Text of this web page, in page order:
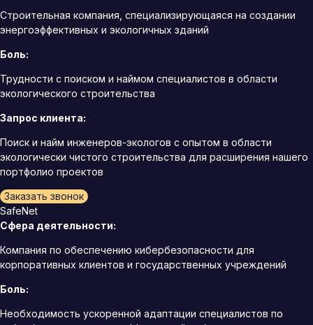
Строительная компания, специализирующаяся на создании
энергоэффективных и экологичных зданий
Боль:
Трудности с поиском и наймом специалистов в области
экологического строительства
Запрос клиента:
Поиск и найм инженеров-экологов с опытом в области
экологически чистого строительства для расширения нашего
портфолио проектов
Заказать звонок
SafeNet
Сфера деятельности:
Компания по обеспечению кибербезопасности для
корпоративных клиентов и государственных учреждений
Боль:
Необходимость ускоренной адаптации специалистов по